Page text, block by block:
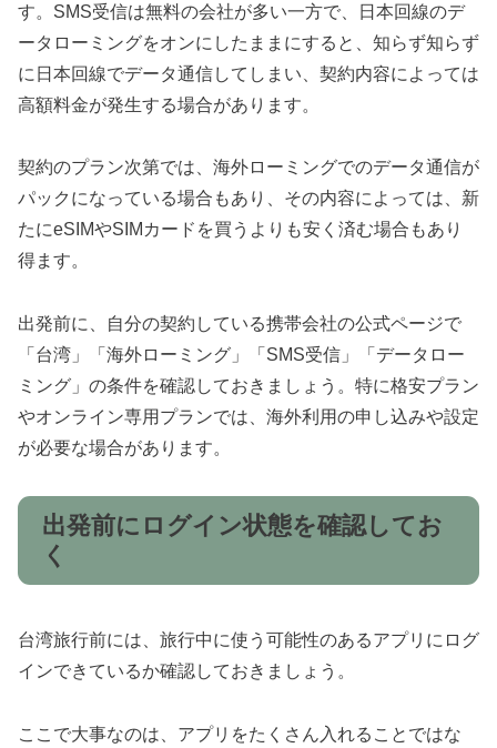
す。SMS受信は無料の会社が多い一方で、日本回線のデ
ータローミングをオンにしたままにすると、知らず知らず
に日本回線でデータ通信してしまい、契約内容によっては
高額料金が発生する場合があります。
契約のプラン次第では、海外ローミングでのデータ通信が
パックになっている場合もあり、その内容によっては、新
たにeSIMやSIMカードを買うよりも安く済む場合もあり
得ます。
出発前に、自分の契約している携帯会社の公式ページで
「台湾」「海外ローミング」「SMS受信」「データロー
ミング」の条件を確認しておきましょう。特に格安プラン
やオンライン専用プランでは、海外利用の申し込みや設定
が必要な場合があります。
出発前にログイン状態を確認してお
く
台湾旅行前には、旅行中に使う可能性のあるアプリにログ
インできているか確認しておきましょう。
ここで大事なのは、アプリをたくさん入れることではな